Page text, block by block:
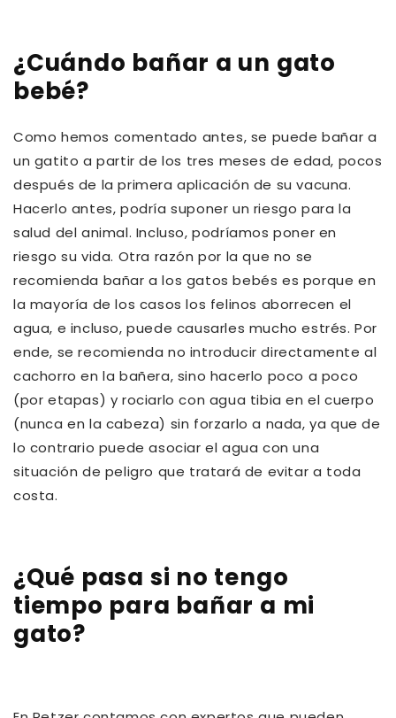
¿Cuándo bañar a un gato
bebé?
Como hemos comentado antes, se puede bañar a
un gatito a partir de los tres meses de edad, pocos
después de la primera aplicación de su vacuna.
Hacerlo antes, podría suponer un riesgo para la
salud del animal. Incluso, podríamos poner en
riesgo su vida. Otra razón por la que no se
recomienda bañar a los gatos bebés es porque en
la mayoría de los casos los felinos aborrecen el
agua, e incluso, puede causarles mucho estrés. Por
ende, se recomienda no introducir directamente al
cachorro en la bañera, sino hacerlo poco a poco
(por etapas) y rociarlo con agua tibia en el cuerpo
(nunca en la cabeza) sin forzarlo a nada, ya que de
lo contrario puede asociar el agua con una
situación de peligro que tratará de evitar a toda
costa.
¿Qué pasa si no tengo
tiempo para bañar a mi
gato?